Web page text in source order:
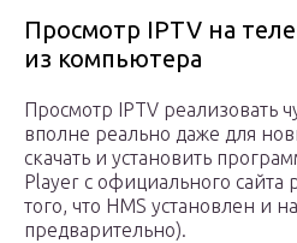
Просмотр IPTV на
из компьютера
Просмотр IPTV реализовать
вполне реально даже для
скачать и установить
Player с официального сайта
того, что HMS установлен и
предварительно).